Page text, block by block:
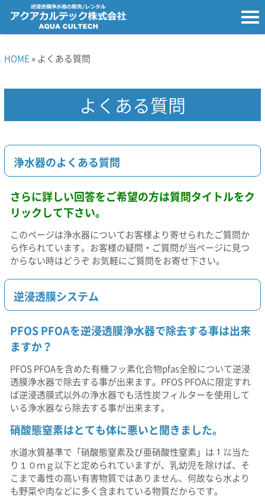
HOME » よくある質問
よくある質問
浄水器のよくある質問
さらに詳しい回答をご希望の方は質問タイトルをク
リックして下さい。
このページは浄水器についてお客様より寄せられたご質問か
ら作られています。お客様の疑問・ご質問が当ページに見つ
からない時はどうぞ お気軽にご質問をお寄せ下さい。
逆浸透膜システム
PFOS PFOAを逆浸透膜浄水器で除去する事は出来
ますか？
PFOS PFOAを含めた有機フッ素化合物pfas全般について逆浸
透膜浄水器で除去する事が出来ます。PFOS PFOAに限定すれ
ば逆浸透膜式以外の浄水器でも活性炭フィルターを使用して
いる浄水器なら除去する事が出来ます。
硝酸態窒素はとても体に悪いと聞きました。
水道水質基準で「硝酸態窒素及び亜硝酸性窒素」は１㍑当た
り１０ｍｇ以下と定められていますが、乳幼児を除けば、そ
こまで毒性の高い有害物質ではありません、何故なら水より
も野菜や肉などに多く含まれている物質だからです。